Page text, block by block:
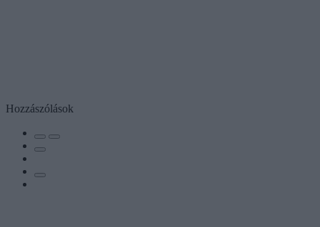
Hozzászólások